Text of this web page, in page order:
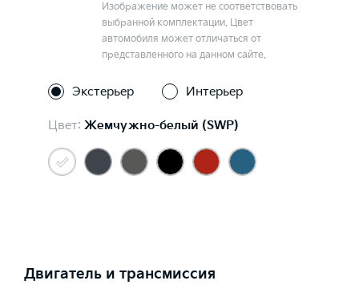
Изображение может не соответствовать
выбранной комплектации. Цвет
автомобиля может отличаться от
представленного на данном сайте.
Экстерьер Интерьер
Цвет: Жемчужно-белый (SWP)
Двигатель и трансмиссия